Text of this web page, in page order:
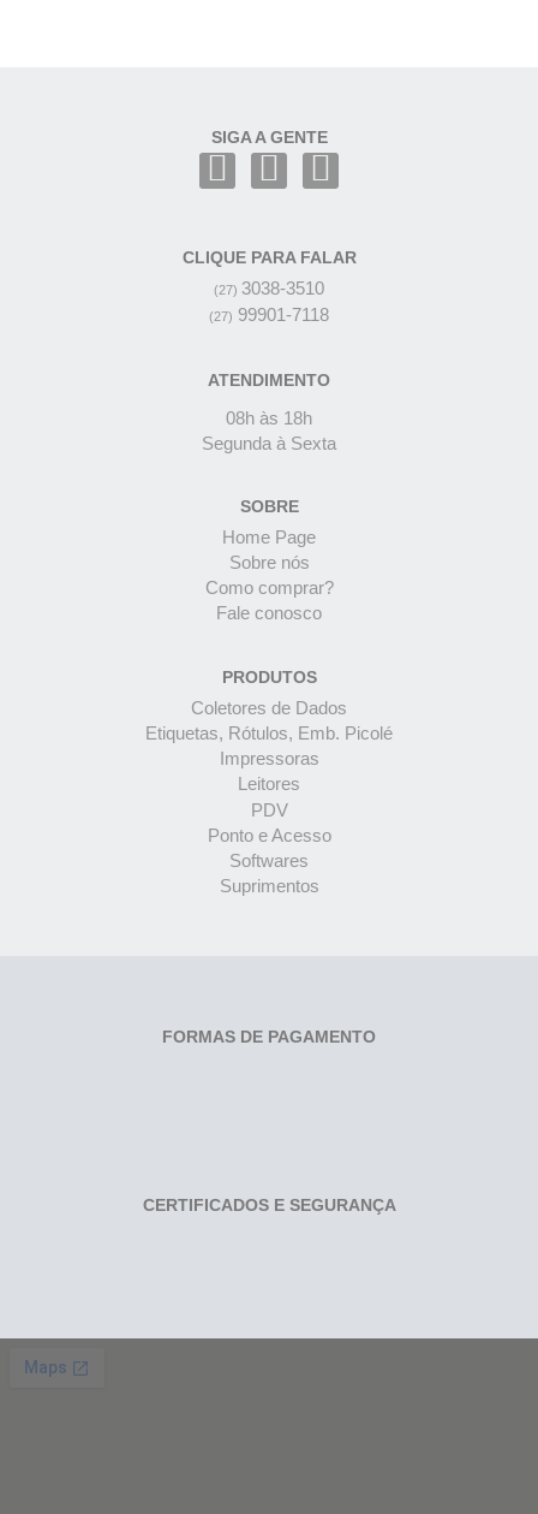
SIGA A GENTE
CLIQUE PARA FALAR
(27) 3038-3510
(27) 99901-7118
ATENDIMENTO
08h às 18h
Segunda à Sexta
SOBRE
Home Page
Sobre nós
Como comprar?
Fale conosco
PRODUTOS
Coletores de Dados
Etiquetas, Rótulos, Emb. Picolé
Impressoras
Leitores
PDV
Ponto e Acesso
Softwares
Suprimentos
FORMAS DE PAGAMENTO
CERTIFICADOS E SEGURANÇA